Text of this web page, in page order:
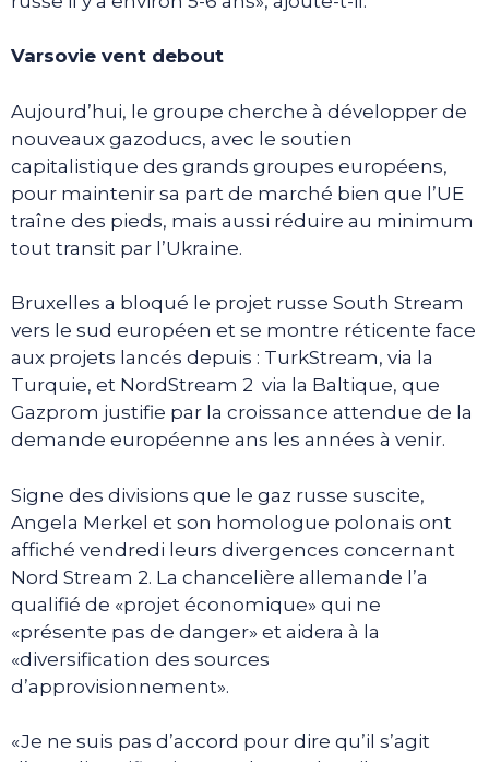
Varsovie vent debout
Aujourd’hui, le groupe cherche à développer de
nouveaux gazoducs, avec le soutien
capitalistique des grands groupes européens,
pour maintenir sa part de marché bien que l’UE
traîne des pieds, mais aussi réduire au minimum
tout transit par l’Ukraine.
Bruxelles a bloqué le projet russe South Stream
vers le sud européen et se montre réticente face
aux projets lancés depuis : TurkStream, via la
Turquie, et NordStream 2 via la Baltique, que
Gazprom justifie par la croissance attendue de la
demande européenne ans les années à venir.
Signe des divisions que le gaz russe suscite,
Angela Merkel et son homologue polonais ont
affiché vendredi leurs divergences concernant
Nord Stream 2. La chancelière allemande l’a
qualifié de «projet économique» qui ne
«présente pas de danger» et aidera à la
«diversification des sources
d’approvisionnement».
«Je ne suis pas d’accord pour dire qu’il s’agit